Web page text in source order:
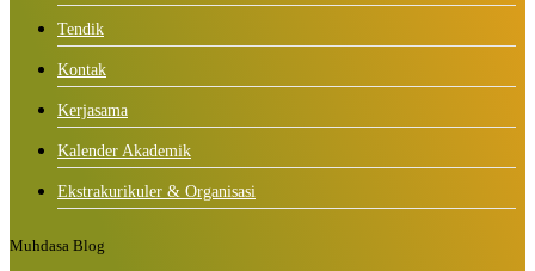
Tendik
Kontak
Kerjasama
Kalender Akademik
Ekstrakurikuler & Organisasi
Muhdasa Blog